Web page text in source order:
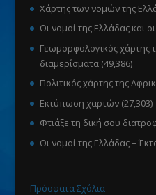
Χάρτης των νομών της
Οι νομοί της Ελλάδας και
Γεωμορφολογικός χάρτης
διαμερίσματα (49,386)
Πολιτικός χάρτης της
Εκτύπωση χαρτών (27,303)
Φτιάξε τη δική σου
Οι νομοί της Ελλάδας –
Πρόσφατα Σχόλια